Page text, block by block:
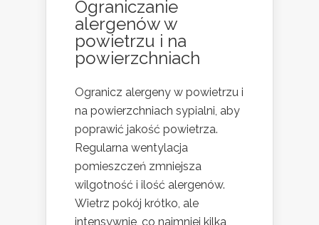
Ograniczanie
alergenów w
powietrzu i na
powierzchniach
Ogranicz alergeny w powietrzu i
na powierzchniach sypialni, aby
poprawić jakość powietrza.
Regularna wentylacja
pomieszczeń zmniejsza
wilgotność i ilość alergenów.
Wietrz pokój krótko, ale
intensywnie, co najmniej kilka